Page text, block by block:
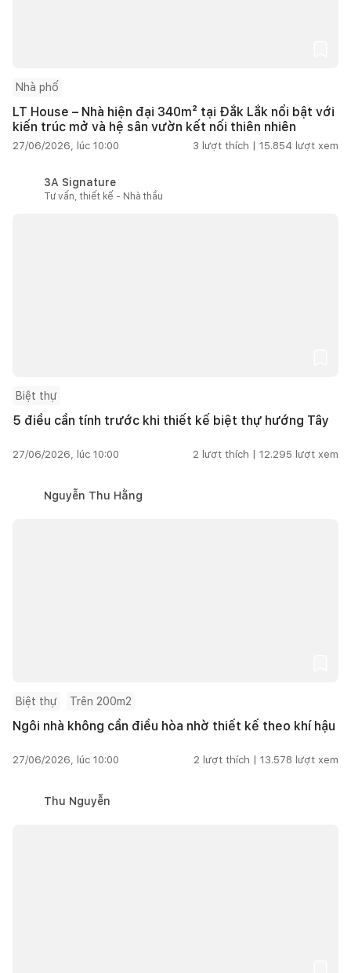
Nhà phố
LT House – Nhà hiện đại 340m² tại Đắk Lắk nổi bật với
kiến trúc mở và hệ sân vườn kết nối thiên nhiên
27/06/2026, lúc 10:00 3 lượt thích | 15.854 lượt xem
3A Signature
Tư vấn, thiết kế - Nhà thầu
Biệt thự
5 điều cần tính trước khi thiết kế biệt thự hướng Tây
27/06/2026, lúc 10:00 2 lượt thích | 12.295 lượt xem
Nguyễn Thu Hằng
Biệt thự Trên 200m2
Ngôi nhà không cần điều hòa nhờ thiết kế theo khí hậu
27/06/2026, lúc 10:00 2 lượt thích | 13.578 lượt xem
Thu Nguyễn